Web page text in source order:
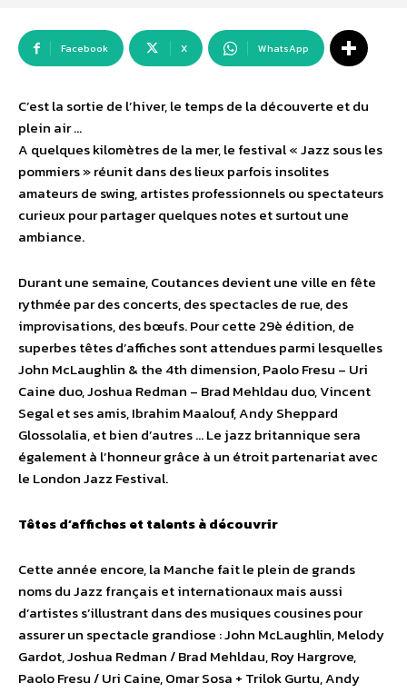
Facebook X WhatsApp
C’est la sortie de l’hiver, le temps de la découverte et du
plein air …
A quelques kilomètres de la mer, le festival « Jazz sous les
pommiers » réunit dans des lieux parfois insolites
amateurs de swing, artistes professionnels ou spectateurs
curieux pour partager quelques notes et surtout une
ambiance.
Durant une semaine, Coutances devient une ville en fête
rythmée par des concerts, des spectacles de rue, des
improvisations, des bœufs. Pour cette 29è édition, de
superbes têtes d’affiches sont attendues parmi lesquelles
John McLaughlin & the 4th dimension, Paolo Fresu – Uri
Caine duo, Joshua Redman – Brad Mehldau duo, Vincent
Segal et ses amis, Ibrahim Maalouf, Andy Sheppard
Glossolalia, et bien d’autres … Le jazz britannique sera
également à l’honneur grâce à un étroit partenariat avec
le London Jazz Festival.
Têtes d’affiches et talents à découvrir
Cette année encore, la Manche fait le plein de grands
noms du Jazz français et internationaux mais aussi
d’artistes s’illustrant dans des musiques cousines pour
assurer un spectacle grandiose : John McLaughlin, Melody
Gardot, Joshua Redman / Brad Mehldau, Roy Hargrove,
Paolo Fresu / Uri Caine, Omar Sosa + Trilok Gurtu, Andy